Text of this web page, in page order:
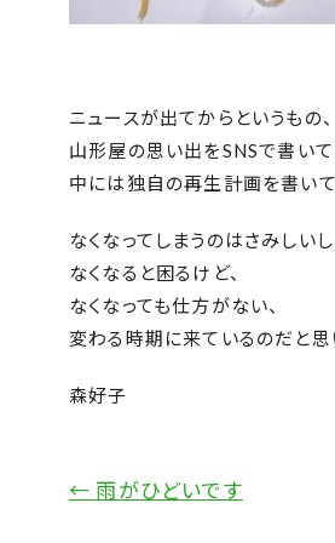
ニュースが出てからというもの、
山形屋の思い出をSNSで書いて
中には独自の再生計画を書いて
なくなってしまうのはさみしいし
なくなると困るけど、
なくなっても仕方がない、
変わる時期に来ているのだと思
森好子
← 雨がひどいです